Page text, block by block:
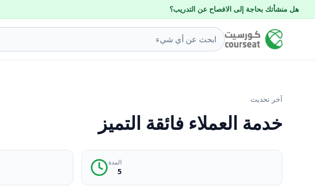
هل منشأتك بحاجة إلى الافصاح عن التدريب؟
آخر تحديث
خدمة العملاء فائقة التميز
المدة
5